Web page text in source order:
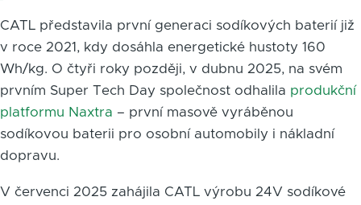
CATL představila první generaci sodíkových baterií již
v roce 2021, kdy dosáhla energetické hustoty 160
Wh/kg. O čtyři roky později, v dubnu 2025, na svém
prvním Super Tech Day společnost odhalila produkční
platformu Naxtra – první masově vyráběnou
sodíkovou baterii pro osobní automobily i nákladní
dopravu.
V červenci 2025 zahájila CATL výrobu 24V sodíkové